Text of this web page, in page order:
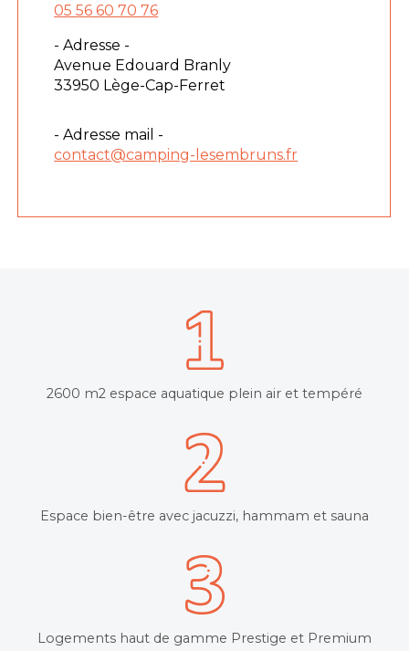
2600 m2 espace aquatique plein air et tempéré
Espace bien-être avec jacuzzi, hammam et sauna
Logements haut de gamme Prestige et Premium
05 56 60 70 76
- Adresse -
Avenue Edouard Branly
33950 Lège-Cap-Ferret
- Adresse mail -
contact@camping-lesembruns.fr